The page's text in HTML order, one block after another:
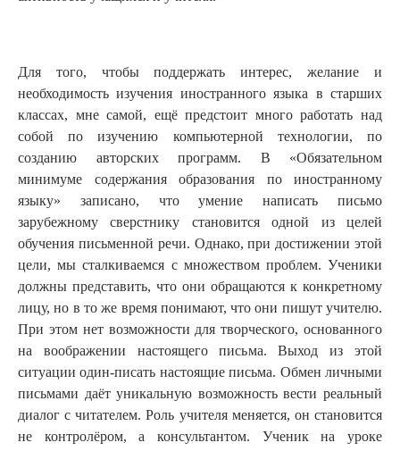
Для того, чтобы поддержать интерес, желание и
необходимость изучения иностранного языка в старших
классах, мне самой, ещё предстоит много работать над
собой по изучению компьютерной технологии, по
созданию авторских программ. В «Обязательном
минимуме содержания образования по иностранному
языку» записано, что умение написать письмо
зарубежному сверстнику становится одной из целей
обучения письменной речи. Однако, при достижении этой
цели, мы сталкиваемся с множеством проблем. Ученики
должны представить, что они обращаются к конкретному
лицу, но в то же время понимают, что они пишут учителю.
При этом нет возможности для творческого, основанного
на воображении настоящего письма. Выход из этой
ситуации один-писать настоящие письма. Обмен личными
письмами даёт уникальную возможность вести реальный
диалог с читателем. Роль учителя меняется, он становится
не контролёром, а консультантом. Ученик на уроке